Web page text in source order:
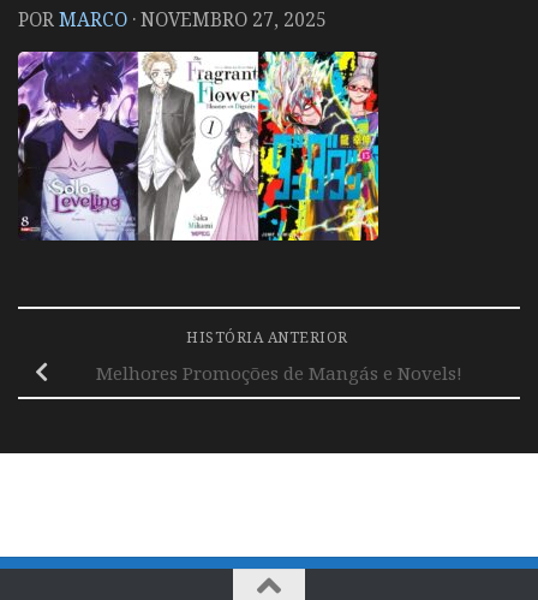
PORMARCO ·NOVEMBRO 27, 2025
HISTÓRIA ANTERIOR
Melhores Promoções de Mangás e Novels!